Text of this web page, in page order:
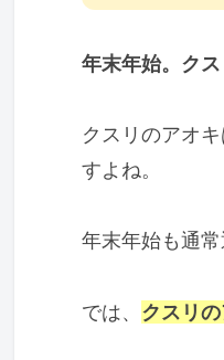
年末年始。ク
クスリのアオ
すよね。
年末年始も通
では、 クスリ